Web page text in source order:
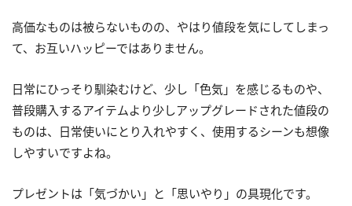
高価なものは被らないものの、やはり値段を気にしてしまっ
て、お互いハッピーではありません。
日常にひっそり馴染むけど、少し「色気」を感じるものや、
普段購入するアイテムより少しアップグレードされた値段の
ものは、日常使いにとり入れやすく、使用するシーンも想像
しやすいですよね。
プレゼントは「気づかい」と「思いやり」の具現化です。